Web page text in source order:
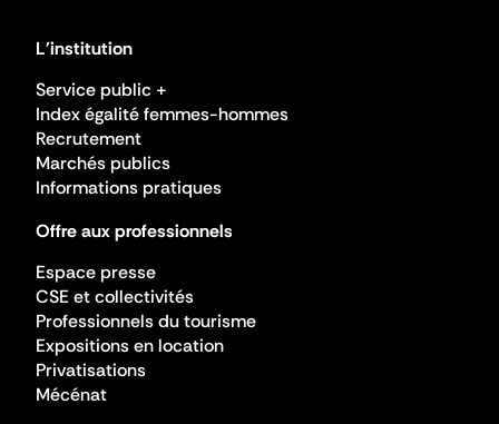
L'institution
Service public +
Index égalité femmes-hommes
Recrutement
Marchés publics
Informations pratiques
Offre aux professionnels
Espace presse
CSE et collectivités
Professionnels du tourisme
Expositions en location
Privatisations
Mécénat